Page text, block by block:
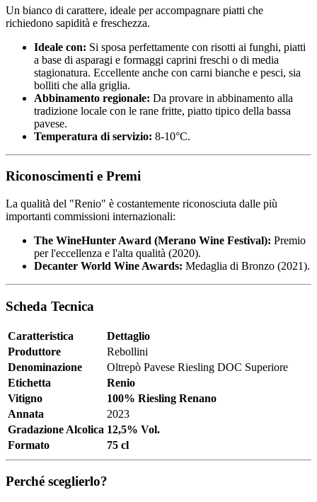
Un bianco di carattere, ideale per accompagnare piatti che
richiedono sapidità e freschezza.
Ideale con: Si sposa perfettamente con risotti ai funghi, piatti
a base di asparagi e formaggi caprini freschi o di media
stagionatura. Eccellente anche con carni bianche e pesci, sia
bolliti che alla griglia.
Abbinamento regionale: Da provare in abbinamento alla
tradizione locale con le rane fritte, piatto tipico della bassa
pavese.
Temperatura di servizio: 8-10°C.
Riconoscimenti e Premi
La qualità del "Renio" è costantemente riconosciuta dalle più
importanti commissioni internazionali:
The WineHunter Award (Merano Wine Festival): Premio
per l'eccellenza e l'alta qualità (2020).
Decanter World Wine Awards: Medaglia di Bronzo (2021).
Scheda Tecnica
Caratteristica
Dettaglio
Produttore
Rebollini
Denominazione
Oltrepò Pavese Riesling DOC Superiore
Etichetta
Renio
Vitigno
100% Riesling Renano
Annata
2023
Gradazione Alcolica 12,5% Vol.
Formato
75 cl
Perché sceglierlo?